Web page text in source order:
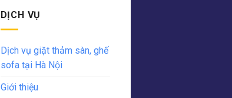
DỊCH VỤ
Dịch vụ giặt thảm sàn, ghế
sofa tại Hà Nội
Giới thiệu